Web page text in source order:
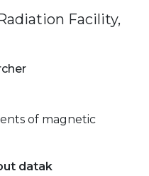
Facility,
of magnetic
datak